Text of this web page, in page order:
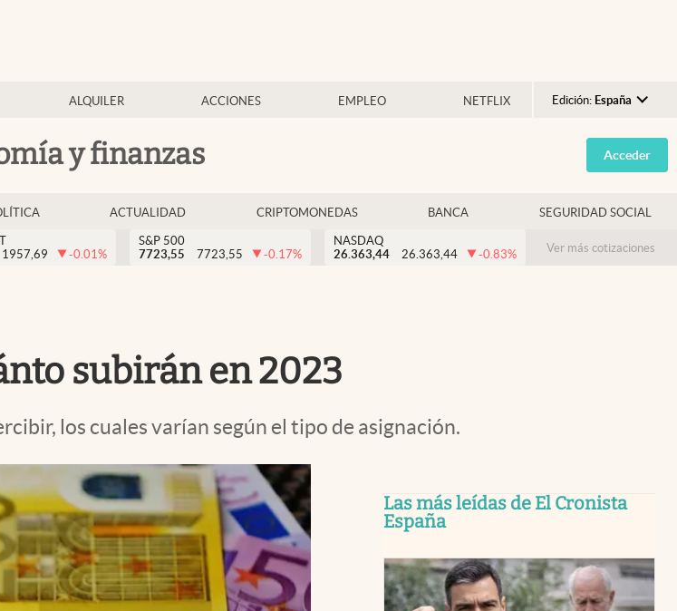
ALQUILER ACCIONES EMPLEO NETFLIX Edición: España
Argentina
España
USA
Colombia
y finanzas Acceder
ACTUALIDAD CRIPTOMONEDAS BANCA SEGURIDAD SOCIAL
1957,69 -0.01%
S&P 500
7723,55
7723,55 -0.17%
NASDAQ
26.363,44
26.363,44 -0.83% Ver más cotizaciones
subirán en 2023
los cuales varían según el tipo de asignación.
Las más leídas de El Cronista
España